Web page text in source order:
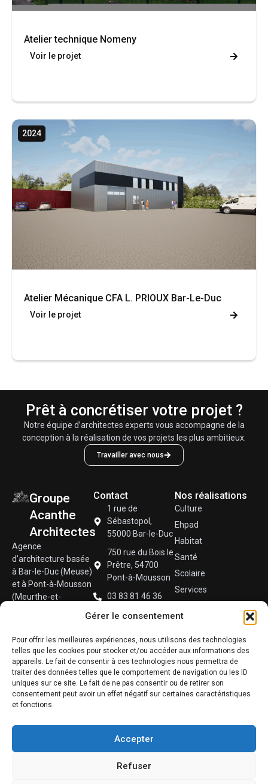
Gérer le consentement
Pour offrir les meilleures expériences, nous utilisons des technologies
telles que les cookies pour stocker et/ou accéder aux informations des
appareils. Le fait de consentir à ces technologies nous permettra de
traiter des données telles que le comportement de navigation ou les ID
uniques sur ce site. Le fait de ne pas consentir ou de retirer son
consentement peut avoir un effet négatif sur certaines caractéristiques
et fonctions.
Accepter
Refuser
Atelier technique Nomeny
Voir le projet
2024
Atelier Mécanique CFA L. PRIOUX Bar-Le-Duc
Voir le projet
Prêt à concrétiser votre projet ?
Notre équipe d’architectes experts vous accompagne de la
conception à la réalisation de vos projets les plus ambitieux.
Travailler avec nous
Groupe
Acanthe
Architectes
Agence
d’architecture basée
à Bar-le-Duc (Meuse)
et à Pont-à-Mousson
(Meurthe-et-
de logements
collectifs,
équipements publics
et rénovations
durables.
Contact
1 rue de
Sébastopol,
55000 Bar-le-Duc
750 rue du Bois le
Prêtre, 54700
Pont-à-Mousson
03 83 81 46 36
contact@groupeacanthearchitectes.fr
Nos réalisations
Culture
Ehpad
Habitat
Santé
Scolaire
Services
Techniques
Tertiaire
Urbain
Mentions légales et Politique